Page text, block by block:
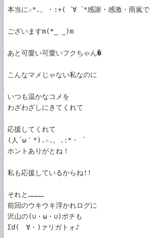
本当に☆*.。・:+(゜∀゜*感謝・感激・雨嵐で
ございますm(*_ _)m
あと可愛い可愛いフクちゃん�
こんなマメじゃない私なのに
いつも温かなコメを
わざわざしにきてくれて
応援してくれて
(人´ω｀*).☆.。.:*・゜
ホントありがとね！
私も応援しているからね!!
それと…………
前回のウキウキ浮かれログに
沢山の(∪・ω・∪)ポチも
Σd(ゝ∀・)ァリガトォ♪